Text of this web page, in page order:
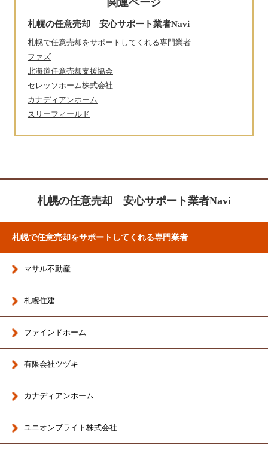
関連ページ
札幌の任意売却 安心サポート業者Navi
札幌で任意売却をサポートしてくれる専門業者
ファズ
北海道任意売却支援協会
セレッソホーム株式会社
カナディアンホーム
スリーフィールド
札幌の任意売却 安心サポート業者Navi
札幌で任意売却をサポートしてくれる専門業者
マサル不動産
札幌住建
ファインドホーム
有限会社ツヅキ
カナディアンホーム
ユニオンブライト株式会社